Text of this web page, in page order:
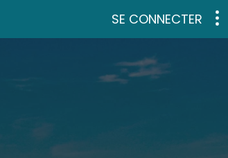
SE CONNECTER